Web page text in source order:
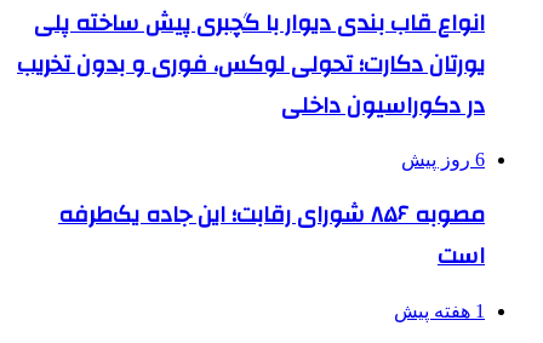
انواع قاب بندی دیوار با گچبری پیش ساخته پلی
یورتان دکارت؛ تحولی لوکس، فوری و بدون تخریب
در دکوراسیون داخلی
6 روز پیش
مصوبه ۸۵۶ شورای رقابت؛ این جاده یک‌طرفه
است
1 هفته پیش